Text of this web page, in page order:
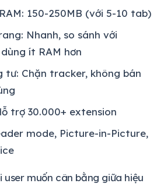
150-250MB (với 5-10 tab)
Nhanh, so sánh với
ít RAM hơn
tư: Chặn tracker, không bán
trợ 30.000+ extension
mode, Picture-in-Picture,
user muốn cân bằng giữa hiệu